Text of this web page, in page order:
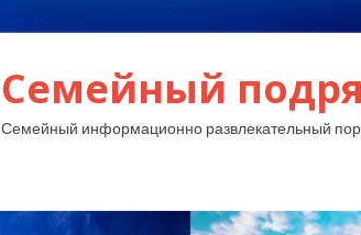
Семейный
Семейный информационно развлекательный